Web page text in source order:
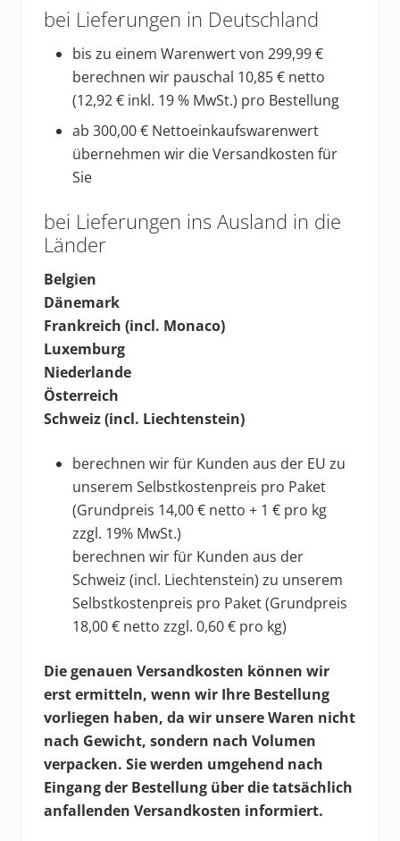
bei Lieferungen in Deutschland
bis zu einem Warenwert von 299,99 €
berechnen wir pauschal 10,85 € netto
(12,92 € inkl. 19 % MwSt.) pro Bestellung
ab 300,00 € Nettoeinkaufswarenwert
übernehmen wir die Versandkosten für
Sie
bei Lieferungen ins Ausland in die
Länder
Belgien
Dänemark
Frankreich (incl. Monaco)
Luxemburg
Niederlande
Österreich
Schweiz (incl. Liechtenstein)
berechnen wir für Kunden aus der EU zu
unserem Selbstkostenpreis pro Paket
(Grundpreis 14,00 € netto + 1 € pro kg
zzgl. 19% MwSt.)
berechnen wir für Kunden aus der
Schweiz (incl. Liechtenstein) zu unserem
Selbstkostenpreis pro Paket (Grundpreis
18,00 € netto zzgl. 0,60 € pro kg)
Die genauen Versandkosten können wir
erst ermitteln, wenn wir Ihre Bestellung
vorliegen haben, da wir unsere Waren nicht
nach Gewicht, sondern nach Volumen
verpacken. Sie werden umgehend nach
Eingang der Bestellung über die tatsächlich
anfallenden Versandkosten informiert.